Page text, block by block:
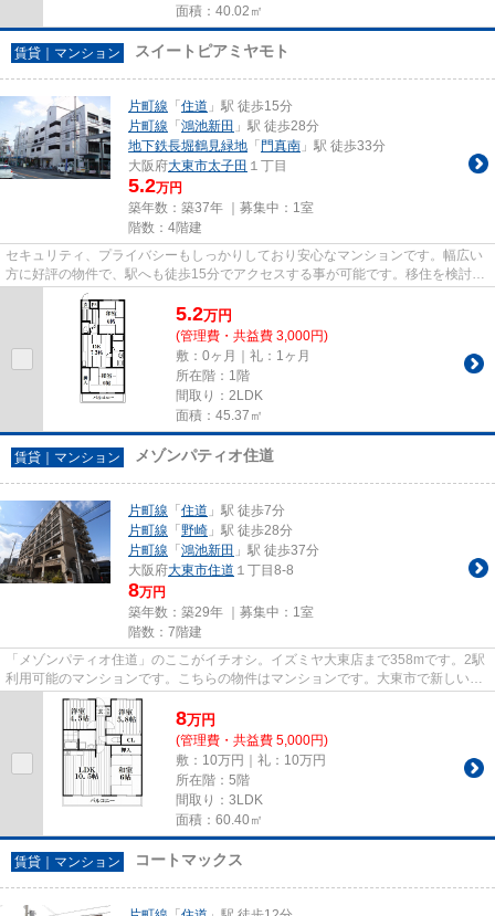
面積：40.02㎡
賃貸｜マンション スイートピアミヤモト
片町線 「 住道 」駅 徒歩15分
片町線 「 鴻池新田 」駅 徒歩28分
地下鉄長堀鶴見緑地 「 門真南 」駅 徒歩33分
大阪府大東市太子田 １丁目
5.2万円
築年数：築37年 ｜募集中： 1室
階数：4階建
セキュリティ、プライバシーもしっかりしており安心なマンションです。幅広い
方に好評の物件で、駅へも徒歩15分でアクセスする事が可能です。移住を検討し
ているなら、住都エステート...
5.2万円
(管理費・共益費 3,000円)
敷：0ヶ月｜礼：1ヶ月
所在階：1階
間取り：2LDK
面積：45.37㎡
賃貸｜マンション メゾンパティオ住道
片町線 「 住道 」駅 徒歩7分
片町線 「 野崎 」駅 徒歩28分
片町線 「 鴻池新田 」駅 徒歩37分
大阪府大東市住道 １丁目8-8
8万円
築年数：築29年 ｜募集中： 1室
階数：7階建
「メゾンパティオ住道」のここがイチオシ。イズミヤ大東店まで358mです。2駅
利用可能のマンションです。こちらの物件はマンションです。大東市で新しい住
環境をお探しなら、片町線住道...
8万円
(管理費・共益費 5,000円)
敷：10万円｜礼：10万円
所在階：5階
間取り：3LDK
面積：60.40㎡
賃貸｜マンション コートマックス